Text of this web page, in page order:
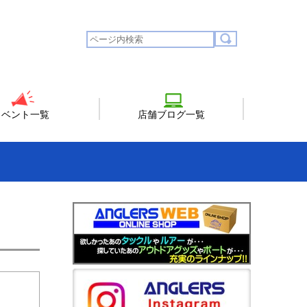
ント一覧 店舗ブログ一覧